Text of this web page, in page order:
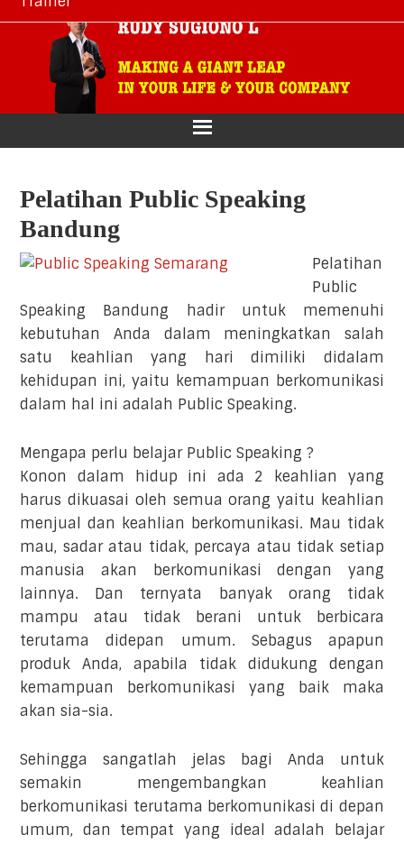
Skip
primary
navigation
Skip
content
Skip
primary
sidebar
Skip
Pelatihan Public Speaking
Bandung
Pelatihan
Public
Speaking Bandung hadir untuk memenuhi
kebutuhan Anda dalam meningkatkan salah
satu keahlian yang hari dimiliki didalam
kehidupan ini, yaitu kemampuan berkomunikasi
dalam hal ini adalah Public Speaking.
Mengapa perlu belajar Public Speaking ?
Konon dalam hidup ini ada 2 keahlian yang
harus dikuasai oleh semua orang yaitu keahlian
menjual dan keahlian berkomunikasi. Mau tidak
mau, sadar atau tidak, percaya atau tidak setiap
manusia akan berkomunikasi dengan yang
lainnya. Dan ternyata banyak orang tidak
mampu atau tidak berani untuk berbicara
terutama didepan umum. Sebagus apapun
produk Anda, apabila tidak didukung dengan
kemampuan berkomunikasi yang baik maka
akan sia-sia.
Sehingga sangatlah jelas bagi Anda untuk
semakin mengembangkan keahlian
berkomunikasi terutama berkomunikasi di depan
umum, dan tempat yang ideal adalah belajar